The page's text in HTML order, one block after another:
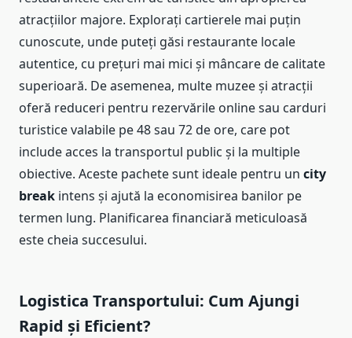
atracțiilor majore. Explorați cartierele mai puțin
cunoscute, unde puteți găsi restaurante locale
autentice, cu prețuri mai mici și mâncare de calitate
superioară. De asemenea, multe muzee și atracții
oferă reduceri pentru rezervările online sau carduri
turistice valabile pe 48 sau 72 de ore, care pot
include acces la transportul public și la multiple
obiective. Aceste pachete sunt ideale pentru un city
break intens și ajută la economisirea banilor pe
termen lung. Planificarea financiară meticuloasă
este cheia succesului.
Logistica Transportului: Cum Ajungi
Rapid și Eficient?